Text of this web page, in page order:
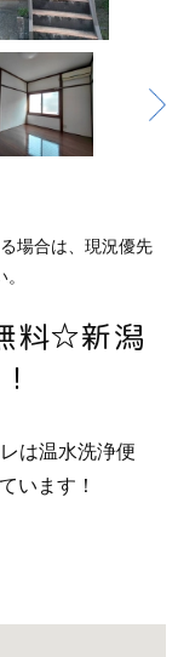
場合は、現況優先
料☆新潟
は温水洗浄便
います！